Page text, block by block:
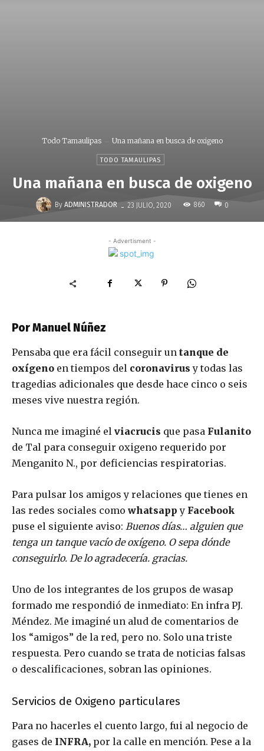
Todo Tamaulipas Una mañana en busca de oxigeno
TODO TAMAULIPAS
Una mañana en busca de oxigeno
By ADMINISTRADOR - 23 JULIO, 2020 860 0
- Advertisment -
Por Manuel Núñez
Pensaba que era fácil conseguir un tanque de
oxígeno en tiempos del coronavirus y todas las
tragedias adicionales que desde hace cinco o seis
meses vive nuestra región.
Nunca me imaginé el viacrucis que pasa Fulanito
de Tal para conseguir oxigeno requerido por
Menganito N., por deficiencias respiratorias.
Para pulsar los amigos y relaciones que tienes en
las redes sociales como whatsapp y Facebook
puse el siguiente aviso: Buenos días… alguien que
tenga un tanque vacío de oxígeno. O sepa dónde
conseguirlo. De lo agradecería. gracias.
Uno de los integrantes de los grupos de wasap
formado me respondió de inmediato: En infra PJ.
Méndez. Me imaginé un alud de comentarios de
los “amigos” de la red, pero no. Solo una triste
respuesta. Pero cuando se trata de noticias falsas
o descalificaciones, sobran las opiniones.
Servicios de Oxigeno particulares
Para no hacerles el cuento largo, fui al negocio de
gases de INFRA, por la calle en mención. Pese a la